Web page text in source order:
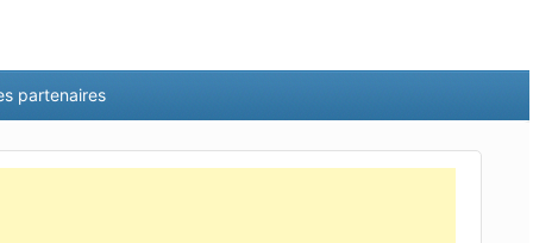
partenaires